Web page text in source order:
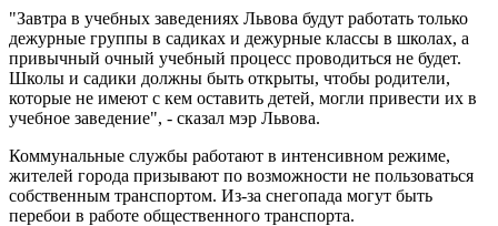
"Завтра в учебных заведениях Львова будут работать только
дежурные группы в садиках и дежурные классы в школах, а
привычный очный учебный процесс проводиться не будет.
Школы и садики должны быть открыты, чтобы родители,
которые не имеют с кем оставить детей, могли привести их в
учебное заведение", - сказал мэр Львова.
Коммунальные службы работают в интенсивном режиме,
жителей города призывают по возможности не пользоваться
собственным транспортом. Из-за снегопада могут быть
перебои в работе общественного транспорта.